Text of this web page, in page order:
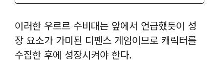
이러한 우르르 수비대는 앞에서 언급했듯이 성
장 요소가 가미된 디펜스 게임이므로 캐릭터를
수집한 후에 성장시켜야 한다.